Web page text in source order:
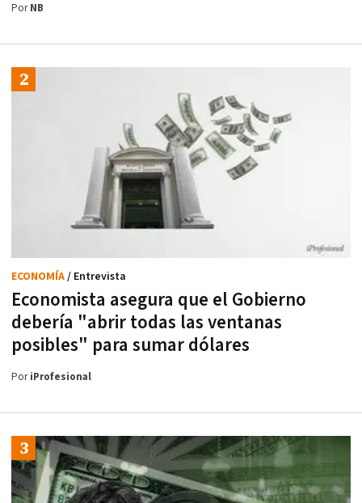
PorNB
Economista asegura que el Gobierno
debería "abrir todas las ventanas
posibles" para sumar dólares
ECONOMÍA/ Entrevista
PoriProfesional